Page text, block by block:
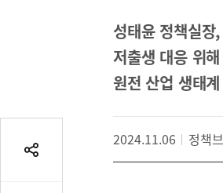
공
성태윤 정책실
저출생 대응 위
원전 산업 생태
2024.11.06 정책